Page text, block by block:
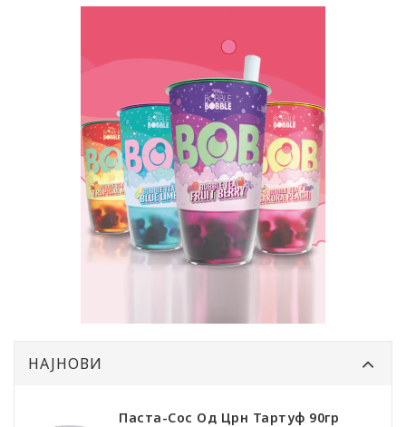
НАЈНОВИ
Паста-Сос Од Црн Тартуф 90гр